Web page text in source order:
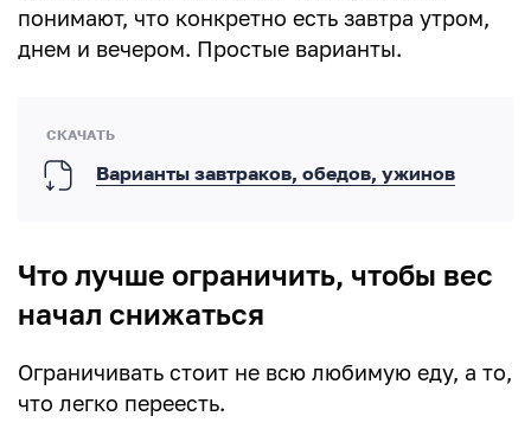
понимают, что конкретно есть завтра утром,
днем и вечером. Простые варианты.
Варианты завтраков, обедов, ужинов
Что лучше ограничить, чтобы вес
начал снижаться
Ограничивать стоит не всю любимую еду, а то,
что легко переесть.